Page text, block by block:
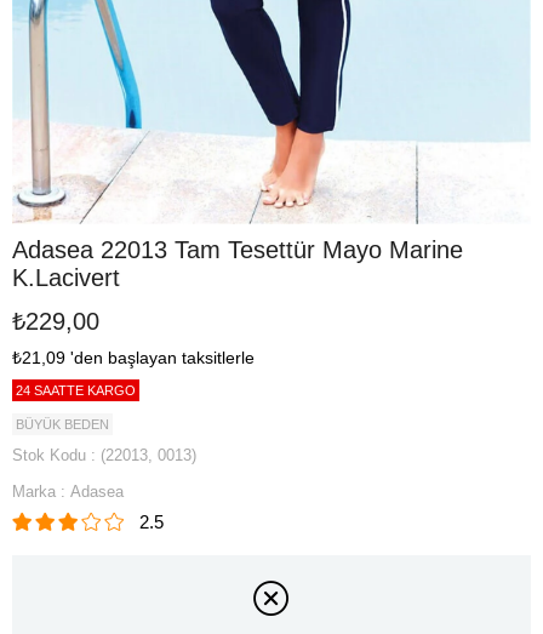
Adasea 22013 Tam Tesettür Mayo Marine
K.Lacivert
₺229,00
₺21,09 'den başlayan taksitlerle
24 SAATTE KARGO
BÜYÜK BEDEN
Stok Kodu
(22013, 0013)
Marka : Adasea
2.5